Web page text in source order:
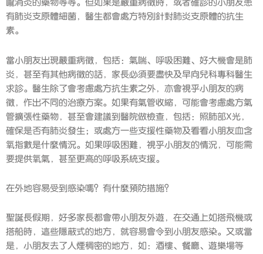
嚨消炎的藥物等等。但如果是嚴重病徵時，或者確診的小朋友患
有肺炎支原體細菌，醫生都會處方特別針對肺炎支原體的抗生
素。
當小朋友出現嚴重病徵，包括：氣喘、呼吸困難、好大機會是肺
炎，甚至有其他病徵的話，家長必須要盡快及早向兒科專科醫生
求診。醫生除了會考慮處方抗生素之外，亦會視乎小朋友的病
徵，作出不同的治療方案。如果有氣管收縮，可能會考慮處方氣
管擴張性藥物，甚至會建議到醫院做檢查，包括：照肺部X光，
確保是否有肺炎發生；或處方一些支援性藥物及看看小朋友血含
氧指數是什麼情況。如果呼吸困難，視乎小朋友的情況，可能需
要提供氧氣，甚至更高的呼吸系統支援。
在外地容易受到感染嗎？有什麼預防措施？
聖誕長假期，好多家長都會帶小朋友外遊，在交通上如搭飛機或
搭船時，這些隱蔽式的地方，就容易會令到小朋友感染。又或當
是，小朋友去了人煙稠密的地方，如：酒樓、餐廳、遊樂場等